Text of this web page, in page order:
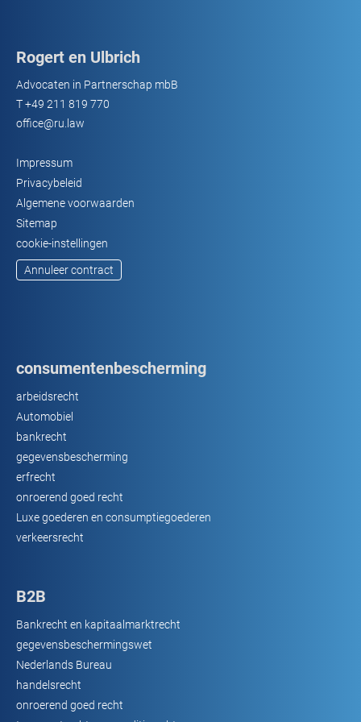
Rogert en Ulbrich
Advocaten in Partnerschap mbB
T+49 211 819 770
office@ru.law
Impressum
Privacybeleid
Algemene voorwaarden
Sitemap
cookie-instellingen
Annuleer contract
consumentenbescherming
arbeidsrecht
Automobiel
bankrecht
gegevensbescherming
erfrecht
onroerend goed recht
Luxe goederen en consumptiegoederen
verkeersrecht
B2B
Bankrecht en kapitaalmarktrecht
gegevensbeschermingswet
Nederlands Bureau
handelsrecht
onroerend goed recht